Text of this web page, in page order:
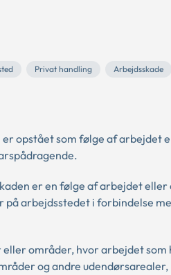
Privat handling
Arbejdsskade
opstået som følge af arbejdet
er en følge af arbejdet
arbejdsstedet i forbindelse
områder, hvor arbejdet som
og andre udendørsarealer,